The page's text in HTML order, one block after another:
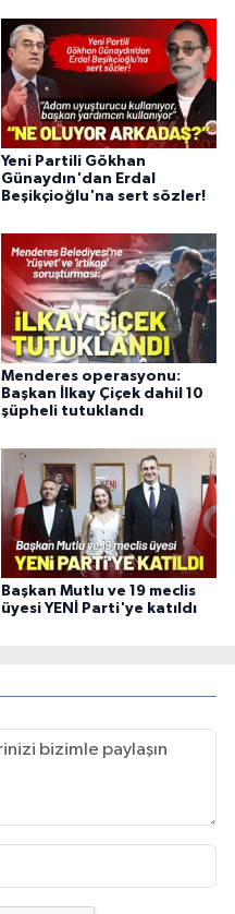
Yeni Partili Gökhan
Günaydın'dan Erdal
Beşikçioğlu'na sert sözler!
Menderes operasyonu:
Başkan İlkay Çiçek dahil 10
şüpheli tutuklandı
Başkan Mutlu ve 19 meclis
üyesi YENİ Parti'ye katıldı